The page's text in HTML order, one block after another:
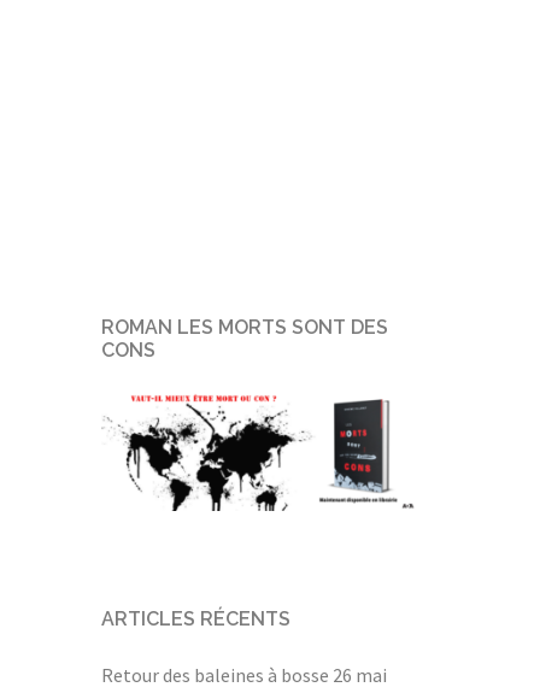
ROMAN LES MORTS SONT DES
CONS
ARTICLES RÉCENTS
Retour des baleines à bosse 26 mai